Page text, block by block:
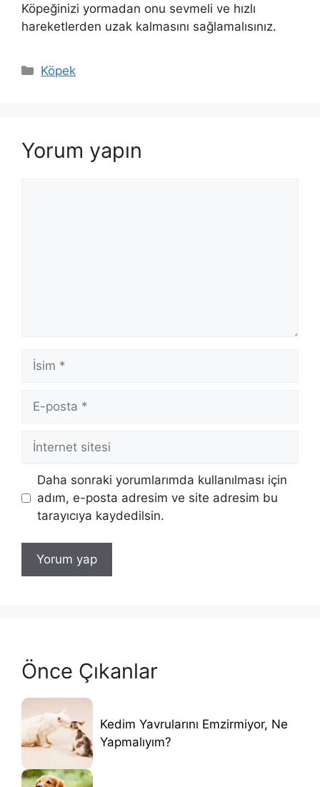
Köpeğinizi yormadan onu sevmeli ve hızlı
hareketlerden uzak kalmasını sağlamalısınız.
Kategoriler
Köpek
Yorum yapın
İsim
posta
İnternet
sitesi
Daha sonraki yorumlarımda kullanılması için
adım, e-posta adresim ve site adresim bu
tarayıcıya kaydedilsin.
Önce Çıkanlar
Kedim Yavrularını Emzirmiyor, Ne
Yapmalıyım?